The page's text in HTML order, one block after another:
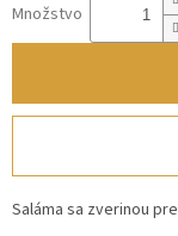
Množstvo
Saláma sa zverinou